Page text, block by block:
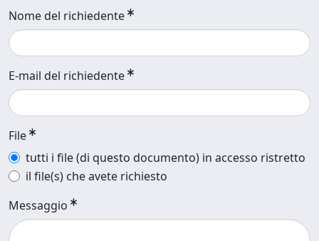
Nome del richiedente
E-mail del richiedente
File
tutti i file (di questo documento) in accesso ristretto
il file(s) che avete richiesto
Messaggio